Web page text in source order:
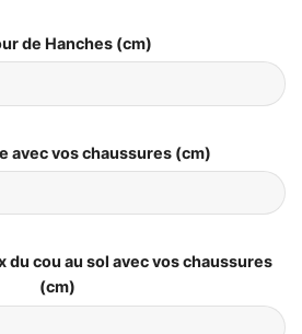
de Hanches (cm)
avec vos chaussures (cm)
du cou au sol avec vos chaussures
(cm)